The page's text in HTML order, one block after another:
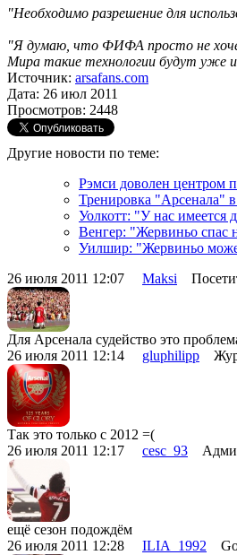
"Необходимо разрешение для
"Я думаю, что ФИФА просто не
Мира такие технологии будут уже
Источник: arsafans.com
Дата: 26 июл 2011
Просмотров: 2448
Другие новости по теме:
Рэмси доволен центром
Тренировка "Арсенала"
Уолкотт: "У нас имеется
Венгер: "Жервиньо спас
Уилшир: "Жервиньо
26 июля 2011 12:07 Maksi
Для Арсенала судейство это
26 июля 2011 12:14 gluphilipp
Так это только с 2012 =(
26 июля 2011 12:17 cesc_93
ещё сезон подождём
26 июля 2011 12:28 ILIA_1992